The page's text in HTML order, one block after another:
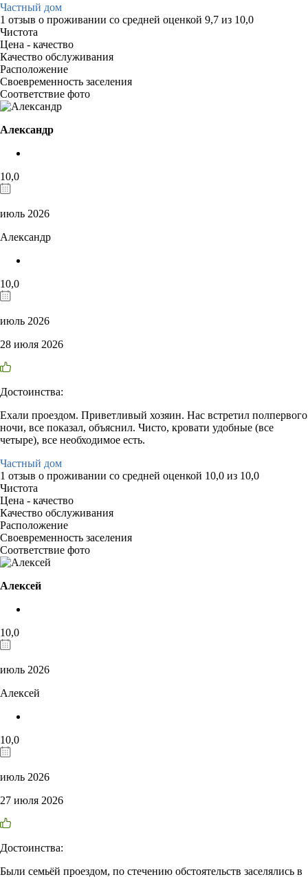
Частный дом
1 отзыв о проживании со средней оценкой 9,7 из 10,0
Чистота
Цена - качество
Качество обслуживания
Расположение
Своевременность заселения
Соответствие фото
Александр
10,0
июль 2026
Александр
10,0
июль 2026
28 июля 2026
Достоинства:
Ехали проездом. Приветливый хозяин. Нас встретил полпервого
ночи, все показал, объяснил. Чисто, кровати удобные (все
четыре), все необходимое есть.
Частный дом
1 отзыв о проживании со средней оценкой 10,0 из 10,0
Чистота
Цена - качество
Качество обслуживания
Расположение
Своевременность заселения
Соответствие фото
Алексей
10,0
июль 2026
Алексей
10,0
июль 2026
27 июля 2026
Достоинства:
Были семьёй проездом, по стечению обстоятельств заселялись в